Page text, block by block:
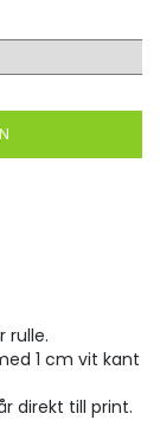
rulle.
1 cm vit kant
direkt till print.